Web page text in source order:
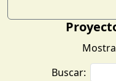
Buscar: